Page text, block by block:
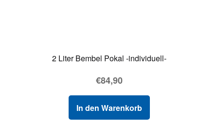
2 Liter Bembel Pokal -individuell-
€84,90
In den Warenkorb